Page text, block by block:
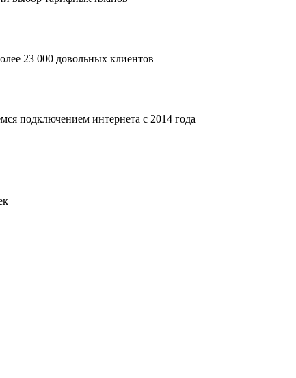
23 000 довольных клиентов
подключением интернета с 2014 года